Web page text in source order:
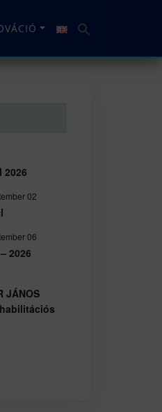
2026
02
06
2026
JÁNOS